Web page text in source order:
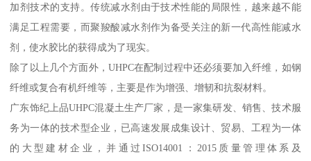
加剂技术的支持。传统减水剂由于技术性能的局限性，越来越不能
满足工程需要，而聚羧酸减水剂作为备受关注的新一代高性能减水
剂，使水胶比的获得成为了现实。
除了以上几个方面外，UHPC在配制过程中还必须要加入纤维，如钢
纤维或复合有机纤维等，主要是作为增强、增韧和抗裂材料。
广东饰纪上品UHPC混凝土生产厂家，是一家集研发、销售、技术服
务为一体的技术型企业，已高速发展成集设计、贸易、工程为一体
的大型建材企业，并通过ISO14001：2015质量管理体系及